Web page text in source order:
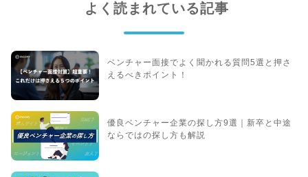
よく読まれている記事
ベンチャー面接でよく聞かれる質問5選と押さ
えるべきポイント！
優良ベンチャー企業の探し方9選｜新卒と中途
ならではの探し方も解説